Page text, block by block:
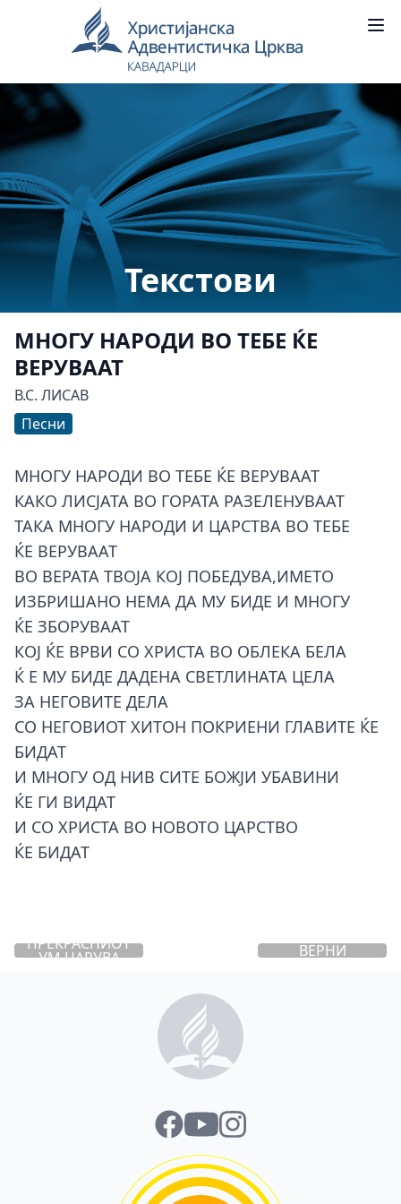
Текстови
МНОГУ НАРОДИ ВО ТЕБЕ ЌЕ
ВЕРУВААТ
В.С. ЛИСАВ
Песни
МНОГУ НАРОДИ ВО ТЕБЕ ЌЕ ВЕРУВААТ
КАКО ЛИСЈАТА ВО ГОРАТА РАЗЕЛЕНУВААТ
ТАКА МНОГУ НАРОДИ И ЦАРСТВА ВО ТЕБЕ
ЌЕ ВЕРУВААТ
ВО ВЕРАТА ТВОЈА КОЈ ПОБЕДУВА,ИМЕТО
ИЗБРИШАНО НЕМА ДА МУ БИДЕ И МНОГУ
ЌЕ ЗБОРУВААТ
КОЈ ЌЕ ВРВИ СО ХРИСТА ВО ОБЛЕКА БЕЛА
Ќ Е МУ БИДЕ ДАДЕНА СВЕТЛИНАТА ЦЕЛА
ЗА НЕГОВИТЕ ДЕЛА
СО НЕГОВИОТ ХИТОН ПОКРИЕНИ ГЛАВИТЕ ЌЕ
БИДАТ
И МНОГУ ОД НИВ СИТЕ БОЖЈИ УБАВИНИ
ЌЕ ГИ ВИДАТ
И СО ХРИСТА ВО НОВОТО ЦАРСТВО
ЌЕ БИДАТ
ПРЕКРАСНИОТ
УМ ЦАРУВА ВЕРНИ